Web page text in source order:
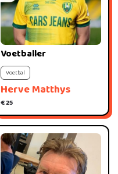
Herve Matthys
Voetballer
€ 25
Voetbal